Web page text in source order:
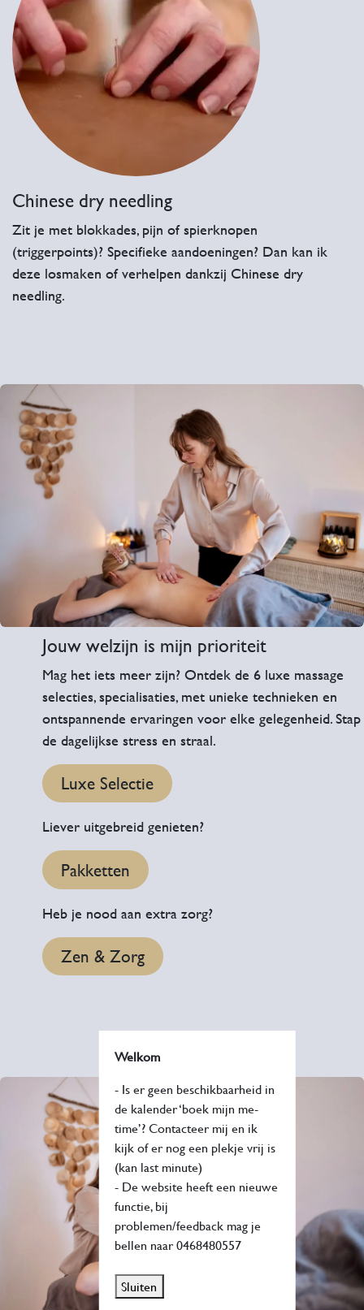
Welkom
- Is er geen beschikbaarheid in
de kalender ‘boek mijn me-
time’? Contacteer mij en ik
kijk of er nog een plekje vrij is
(kan last minute)
- De website heeft een nieuwe
functie, bij
problemen/feedback mag je
bellen naar 0468480557
Sluiten
Chinese dry needling
Zit je met blokkades, pijn of spierknopen
(triggerpoints)? Specifieke aandoeningen? Dan kan ik
deze losmaken of verhelpen dankzij Chinese dry
needling.
Jouw welzijn is mijn prioriteit
Mag het iets meer zijn? Ontdek de 6 luxe massage
selecties, specialisaties, met unieke technieken en
ontspannende ervaringen voor elke gelegenheid.
de dagelijkse stress en straal.
Luxe Selectie
Liever uitgebreid genieten?
Pakketten
Heb je nood aan extra zorg?
Zen & Zorg